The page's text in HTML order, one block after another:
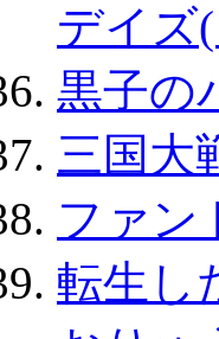
デイズ
黒子の
三国大
ファン
転生し